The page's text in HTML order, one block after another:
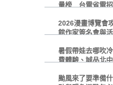
量榜 台電省電招
2026漫畫博覽會
館作家簽名會與
暑假帶娃去哪吹
費體驗、誠品北
颱風來了要準備